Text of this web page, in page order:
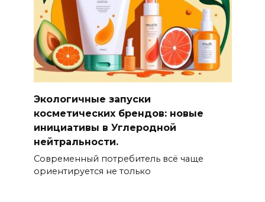
Экологичные запуски
косметических брендов: новые
инициативы в Углеродной
нейтральности.
Современный потребитель всё чаще
ориентируется не только